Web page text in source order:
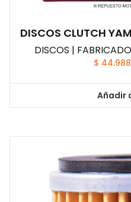
DISCOS CLUTCH
DISCOS |
$ 44.988
Añadir